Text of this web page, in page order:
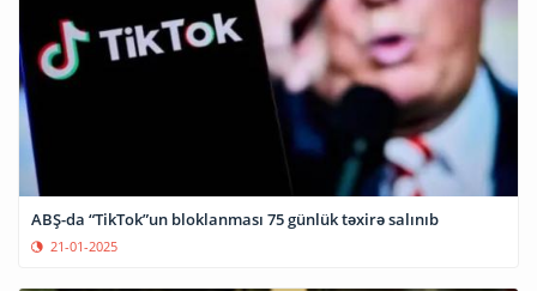
ABŞ-da “TikTok”un bloklanması 75 günlük təxirə salınıb
21-01-2025